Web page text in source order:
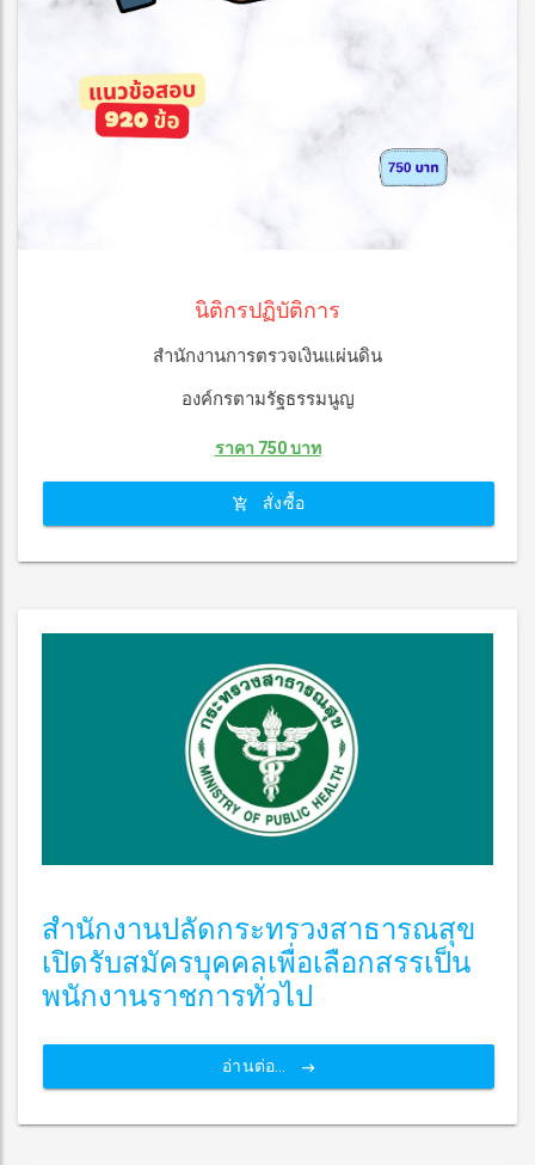
นิติกรปฏิบัติการ
สำนักงานการตรวจเงินแผ่นดิน
องค์กรตามรัฐธรรมนูญ
ราคา 750 บาท
สั่งซื้อ
สำนักงานปลัดกระทรวงสาธารณสุข
เปิดรับสมัครบุคคลเพื่อเลือกสรรเป็น
พนักงานราชการทั่วไป
อ่านต่อ...